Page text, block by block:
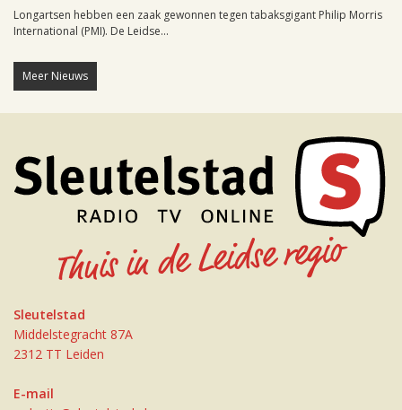
Longartsen hebben een zaak gewonnen tegen tabaksgigant Philip Morris
International (PMI). De Leidse...
Meer Nieuws
Sleutelstad
Middelstegracht 87A
2312 TT Leiden
E-mail